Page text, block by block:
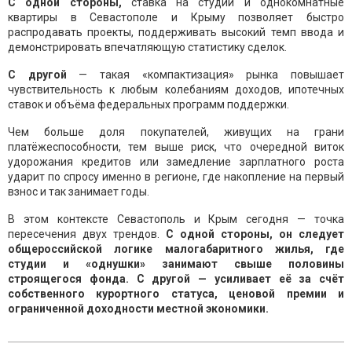
квартиры в Севастополе и Крыму позволяет быстро
распродавать проекты, поддерживать высокий темп ввода и
демонстрировать впечатляющую статистику сделок.
С другой — такая «компактизация» рынка повышает
чувствительность к любым колебаниям доходов, ипотечных
ставок и объёма федеральных программ поддержки.
Чем больше доля покупателей, живущих на грани
платёжеспособности, тем выше риск, что очередной виток
удорожания кредитов или замедление зарплатного роста
ударит по спросу именно в регионе, где накопление на первый
взнос и так занимает годы.
В этом контексте Севастополь и Крым сегодня — точка
пересечения двух трендов.
С одной стороны, он следует
общероссийской логике малогабаритного жилья, где
студии и «однушки» занимают свыше половины
строящегося фонда. С другой — усиливает её за счёт
собственного курортного статуса, ценовой премии и
ограниченной доходности местной экономики.